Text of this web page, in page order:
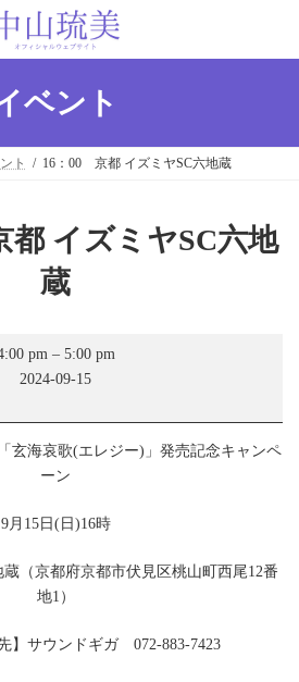
ベント
ト 16：00 京都 イズミヤSC六地蔵
イズミヤSC六地
蔵
00
京
イ
ミ
ヤ
六
地
pm – 5:00 pm
2024-09-15
玄海哀歌(エレジー)」発売記念キャンペ
ーン
9月15日(日)16時
蔵（京都府京都市伏見区桃山町西尾12番
地1）
】サウンドギガ 072-883-7423